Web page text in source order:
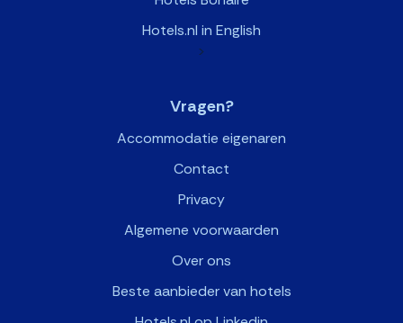
Hotels.nl in English
>
Vragen?
Accommodatie eigenaren
Contact
Privacy
Algemene voorwaarden
Over ons
Beste aanbieder van hotels